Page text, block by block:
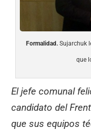
Formalidad. Sujarchuk
que
El jefe comunal
candidato del
que sus equipos